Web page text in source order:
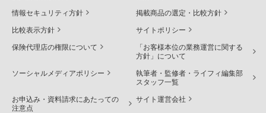
情報セキュリティ方針 掲載商品の選定・比較方針
比較表示方針 サイトポリシー
保険代理店の権限について
「お客様本位の業務運営に関する
方針」について
ソーシャルメディアポリシー
執筆者・監修者・ライフィ編集部
スタッフ一覧
お申込み・資料請求にあたっての
注意点
サイト運営会社